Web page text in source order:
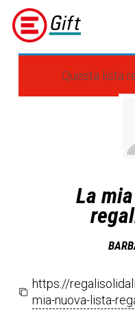
Skip
main
content
Questa lista
La
https://
mia-nuova-lista-